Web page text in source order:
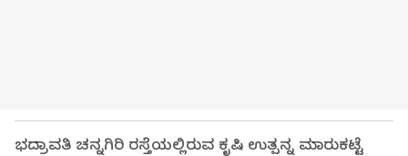
ಭದ್ರಾವತಿ ಚನ್ನಗಿರಿ ರಸ್ತೆಯಲ್ಲಿರುವ ಕೃಷಿ ಉತ್ಪನ್ನ ಮಾರುಕಟ್ಟೆ